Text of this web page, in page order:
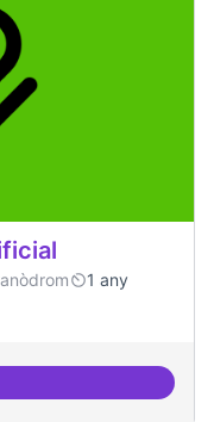
1 any
Intel·ligència artificial